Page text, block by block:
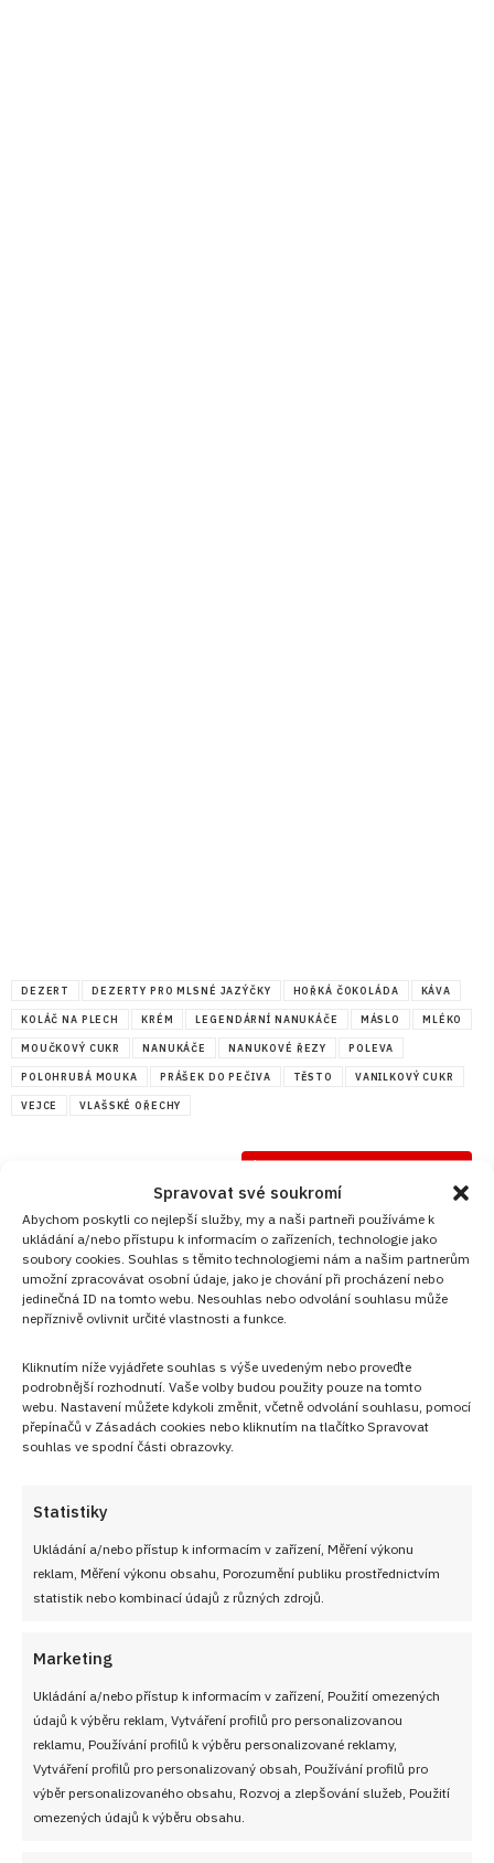
Spravovat své soukromí
Abychom poskytli co nejlepší služby, my a naši partneři používáme k
ukládání a/nebo přístupu k informacím o zařízeních, technologie jako
soubory cookies. Souhlas s těmito technologiemi nám a našim partnerům
umožní zpracovávat osobní údaje, jako je chování při procházení nebo
jedinečná ID na tomto webu. Nesouhlas nebo odvolání souhlasu může
nepříznivě ovlivnit určité vlastnosti a funkce.
Kliknutím níže vyjádřete souhlas s výše uvedeným nebo proveďte
podrobnější rozhodnutí. Vaše volby budou použity pouze na tomto
webu. Nastavení můžete kdykoli změnit, včetně odvolání souhlasu, pomocí
přepínačů v Zásadách cookies nebo kliknutím na tlačítko Spravovat
souhlas ve spodní části obrazovky.
Statistiky
Ukládání a/nebo přístup k informacím v zařízení, Měření výkonu
reklam, Měření výkonu obsahu, Porozumění publiku prostřednictvím
statistik nebo kombinací údajů z různých zdrojů.
Marketing
Ukládání a/nebo přístup k informacím v zařízení, Použití omezených
údajů k výběru reklam, Vytváření profilů pro personalizovanou
reklamu, Používání profilů k výběru personalizované reklamy,
Vytváření profilů pro personalizovaný obsah, Používání profilů pro
výběr personalizovaného obsahu, Rozvoj a zlepšování služeb, Použití
omezených údajů k výběru obsahu.
DEZERT DEZERTY PRO MLSNÉ JAZÝČKY HOŘKÁ ČOKOLÁDA KÁVA
KOLÁČ NA PLECH KRÉM LEGENDÁRNÍ NANUKÁČE MÁSLO MLÉKO
MOUČKOVÝ CUKR NANUKÁČE NANUKOVÉ ŘEZY POLEVA
POLOHRUBÁ MOUKA PRÁŠEK DO PEČIVA TĚSTO VANILKOVÝ CUKR
VEJCE VLAŠSKÉ OŘECHY
Diskuze
G Přidat do Google News